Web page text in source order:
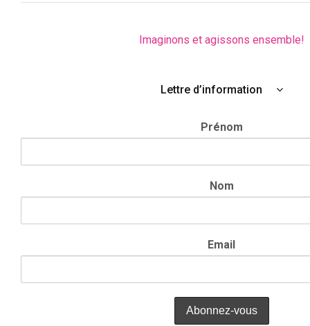
Imaginons et agissons ensemble!
Lettre d’information
Prénom
Nom
Email